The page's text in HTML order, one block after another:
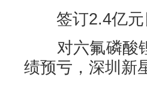
签订2.4亿元
对六氟磷酸锂
绩预亏，深圳新